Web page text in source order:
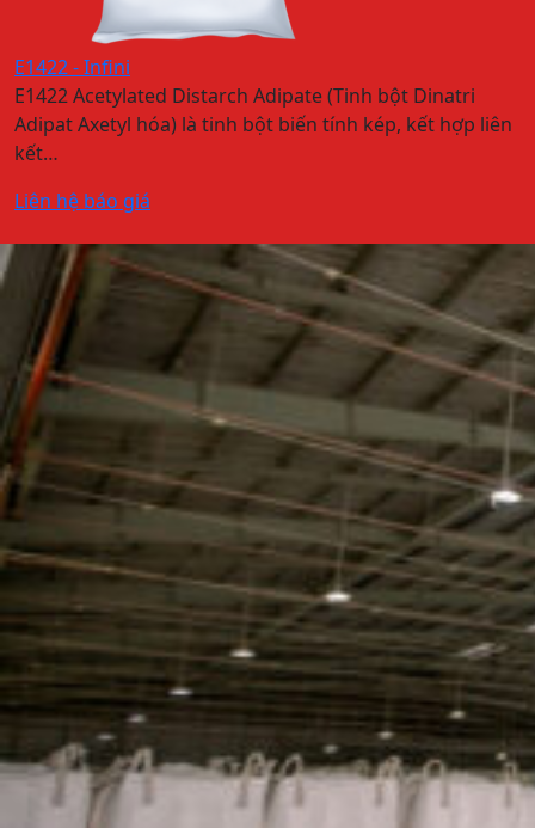
E1422 - Infini
E1422 Acetylated Distarch Adipate (Tinh bột Dinatri
Adipat Axetyl hóa) là tinh bột biến tính kép, kết hợp liên
kết…
Liên hệ báo giá